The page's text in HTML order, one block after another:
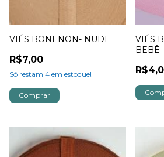
VIÉS BONENON- NUDE
R$7,00
Só restam 4 em estoque!
Comprar
VIÉS
BEBÊ